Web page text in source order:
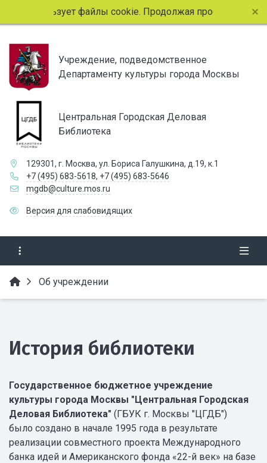
использует файлы cookie. Продолжая просмотр
Учреждение, подведомственное
Департаменту культуры города Москвы
Центральная Городская Деловая
Библиотека
129301, г. Москва, ул. Бориса Галушкина, д.19, к.1
+7 (495) 683-5618, +7 (495) 683-5646
mgdb@culture.mos.ru
Версия для слабовидящих
Об учреждении
История библиотеки
Государственное бюджетное учреждение
культуры города Москвы "Центральная Городская
Деловая Библиотека" (ГБУК г. Москвы "ЦГДБ")
было создано в начале 1995 года в результате
реализации совместного проекта Международного
банка идей и Американского фонда «22-й век» на базе